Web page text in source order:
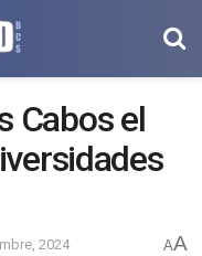
Cabos el
2024 AA